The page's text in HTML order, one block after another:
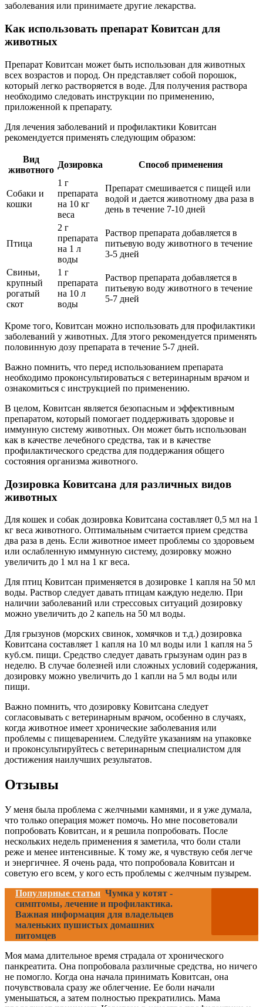
заболевания или принимаете другие лекарства.
Как использовать препарат Ковитсан для
животных
Препарат Ковитсан может быть использован для животных
всех возрастов и пород. Он представляет собой порошок,
который легко растворяется в воде. Для получения раствора
необходимо следовать инструкции по применению,
приложенной к препарату.
Для лечения заболеваний и профилактики Ковитсан
рекомендуется применять следующим образом:
Вид
животного
Дозировка Способ применения
Собаки и
кошки
1 г
препарата
на 10 кг
веса
Препарат смешивается с пищей или
водой и дается животному два раза в
день в течение 7-10 дней
Птица
2 г
препарата
на 1 л
воды
Раствор препарата добавляется в
питьевую воду животного в течение
3-5 дней
Свиньи,
крупный
рогатый
скот
1 г
препарата
на 10 л
воды
Раствор препарата добавляется в
питьевую воду животного в течение
5-7 дней
Кроме того, Ковитсан можно использовать для профилактики
заболеваний у животных. Для этого рекомендуется применять
половинную дозу препарата в течение 5-7 дней.
Важно помнить, что перед использованием препарата
необходимо проконсультироваться с ветеринарным врачом и
ознакомиться с инструкцией по применению.
В целом, Ковитсан является безопасным и эффективным
препаратом, который помогает поддерживать здоровье и
иммунную систему животных. Он может быть использован
как в качестве лечебного средства, так и в качестве
профилактического средства для поддержания общего
состояния организма животного.
Дозировка Ковитсана для различных видов
животных
Для кошек и собак дозировка Ковитсана составляет 0,5 мл на 1
кг веса животного. Оптимальным считается прием средства
два раза в день. Если животное имеет проблемы со здоровьем
или ослабленную иммунную систему, дозировку можно
увеличить до 1 мл на 1 кг веса.
Для птиц Ковитсан применяется в дозировке 1 капля на 50 мл
воды. Раствор следует давать птицам каждую неделю. При
наличии заболеваний или стрессовых ситуаций дозировку
можно увеличить до 2 капель на 50 мл воды.
Для грызунов (морских свинок, хомячков и т.д.) дозировка
Ковитсана составляет 1 капля на 10 мл воды или 1 капля на 5
куб.см. пищи. Средство следует давать грызунам один раз в
неделю. В случае болезней или сложных условий содержания,
дозировку можно увеличить до 1 капли на 5 мл воды или
пищи.
Важно помнить, что дозировку Ковитсана следует
согласовывать с ветеринарным врачом, особенно в случаях,
когда животное имеет хронические заболевания или
проблемы с пищеварением. Следуйте указаниям на упаковке
и проконсультируйтесь с ветеринарным специалистом для
достижения наилучших результатов.
Отзывы
У меня была проблема с желчными камнями, и я уже думала,
что только операция может помочь. Но мне посоветовали
попробовать Ковитсан, и я решила попробовать. После
нескольких недель применения я заметила, что боли стали
реже и менее интенсивные. К тому же, я чувствую себя легче
и энергичнее. Я очень рада, что попробовала Ковитсан и
советую его всем, у кого есть проблемы с желчным пузырем.
Популярные статьи Чумка у котят -
симптомы, лечение и профилактика.
Важная информация для владельцев
маленьких пушистых домашних
питомцев
Моя мама длительное время страдала от хронического
панкреатита. Она попробовала различные средства, но ничего
не помогло. Когда она начала принимать Ковитсан, она
почувствовала сразу же облегчение. Ее боли начали
уменьшаться, а затем полностью прекратились. Мама